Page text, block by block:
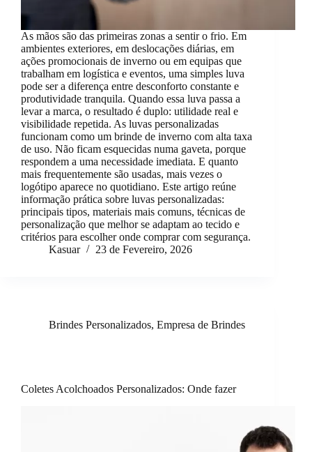
As mãos são das primeiras zonas a sentir o frio. Em
ambientes exteriores, em deslocações diárias, em
ações promocionais de inverno ou em equipas que
trabalham em logística e eventos, uma simples luva
pode ser a diferença entre desconforto constante e
produtividade tranquila. Quando essa luva passa a
levar a marca, o resultado é duplo: utilidade real e
visibilidade repetida. As luvas personalizadas
funcionam como um brinde de inverno com alta taxa
de uso. Não ficam esquecidas numa gaveta, porque
respondem a uma necessidade imediata. E quanto
mais frequentemente são usadas, mais vezes o
logótipo aparece no quotidiano. Este artigo reúne
informação prática sobre luvas personalizadas:
principais tipos, materiais mais comuns, técnicas de
personalização que melhor se adaptam ao tecido e
critérios para escolher onde comprar com segurança.
Kasuar
23 de Fevereiro, 2026
Brindes Personalizados, Empresa de Brindes
Coletes Acolchoados Personalizados: Onde fazer